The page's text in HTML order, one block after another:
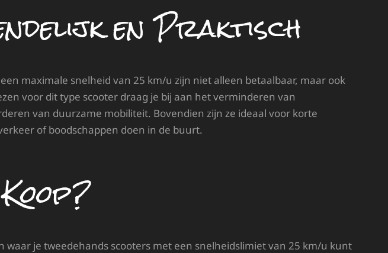
en Praktisch
maximale snelheid van 25 km/u zijn niet alleen betaalbaar, maar ook
voor dit type scooter draag je bij aan het verminderen van
van duurzame mobiliteit. Bovendien zijn ze ideaal voor korte
of boodschappen doen in de buurt.
waar je tweedehands scooters met een snelheidslimiet van 25 km/u kunt